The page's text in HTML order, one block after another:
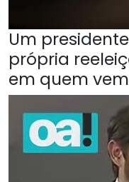
Um
própria
em quem